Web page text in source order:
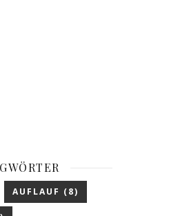
AUFLAUF (8)